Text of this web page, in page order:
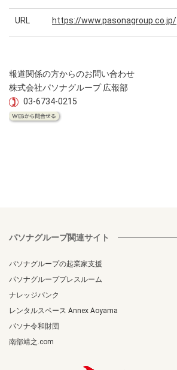
URL https://www.pasonagroup.co.jp/
報道関係の方からのお問い合わせ
株式会社パソナグループ 広報部
03-6734-0215
パソナグループ関連サイト
パソナグループの起業家支援
パソナグループプレスルーム
ナレッジバンク
レンタルスペース Annex Aoyama
パソナ令和財団
南部靖之.com